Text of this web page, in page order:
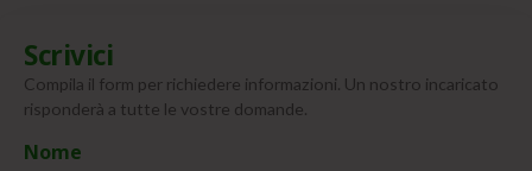
Scrivici
Compila il form per richiedere informazioni. Un nostro incaricato
risponderà a tutte le vostre domande.
Nome